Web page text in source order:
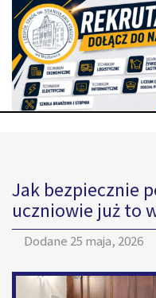
Jak bezpiecznie
uczniowie już to
Dodane 25 maja, 2026